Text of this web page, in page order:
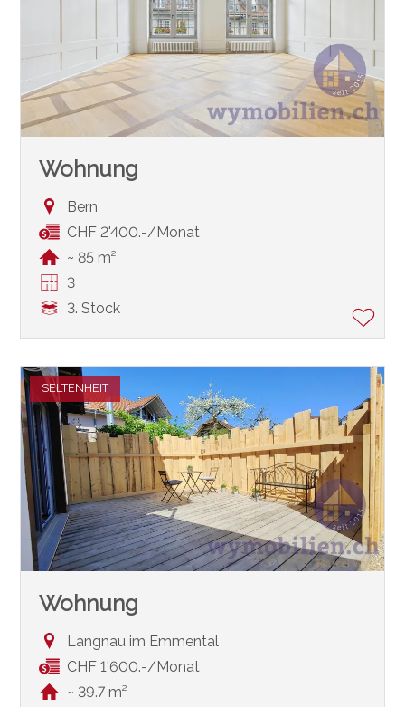
Wohnung
Bern
CHF 2'400.-/Monat
~ 85 m²
3
3. Stock
SELTENHEIT
Wohnung
Langnau im Emmental
CHF 1'600.-/Monat
~ 39.7 m²